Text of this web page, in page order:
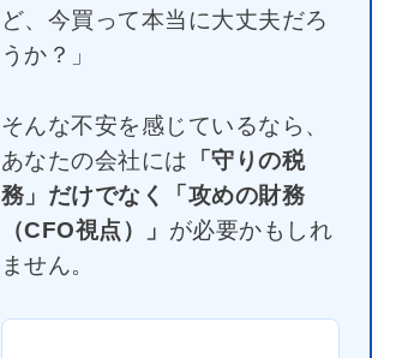
ど、今買って本当に大丈夫だろ
うか？」
そんな不安を感じているなら、
あなたの会社には 「守りの税
務」だけでなく「攻めの財務
（CFO視点）」 が必要かもしれ
ません。